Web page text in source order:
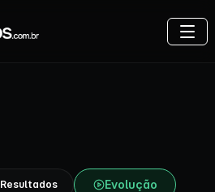
Resultados Evolução